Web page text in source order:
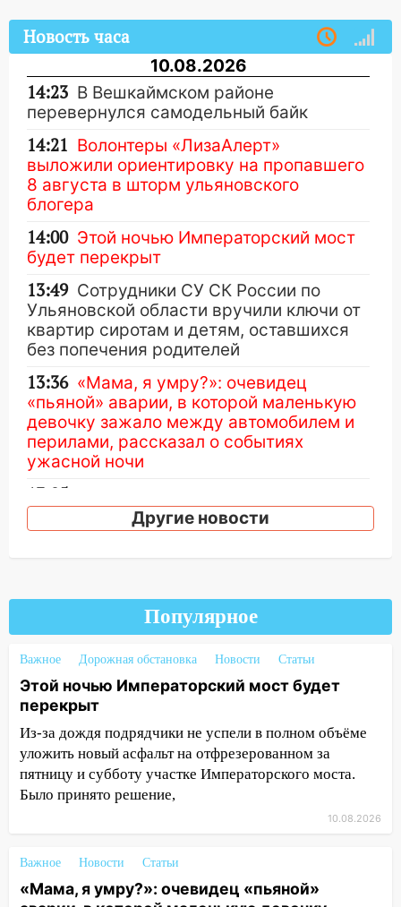
Новость часа
10.08.2026
14:23 В Вешкаймском районе
перевернулся самодельный байк
14:21 Волонтеры «ЛизаАлерт»
выложили ориентировку на пропавшего
8 августа в шторм ульяновского
блогера
14:00 Этой ночью Императорский мост
будет перекрыт
13:49 Сотрудники СУ СК России по
Ульяновской области вручили ключи от
квартир сиротам и детям, оставшихся
без попечения родителей
13:36 «Мама, я умру?»: очевидец
«пьяной» аварии, в которой маленькую
девочку зажало между автомобилем и
перилами, рассказал о событиях
ужасной ночи
13:05
рулем мотоцикла во время ДТП в Новом
городе: в ГАИ прокомментировали
выразил соболезнования в связи с
трагедией в Нижнекамске
12:53
Число погибших в Нижнекамске
выросло до 13 человек, среди них есть
ребенок
12:46 Масштабные поиски на Волге: в
Ульяновской области продолжают
искать пропавшего после крушения
катера блогера
автомобилем и перилами во время
«пьяного» ДТП на Федерации
Другие новости
Популярное
Важное Дорожная обстановка Новости Статьи
Этой ночью Императорский мост будет
перекрыт
Из-за дождя подрядчики не успели в полном объёме
уложить новый асфальт на отфрезерованном за
пятницу и субботу участке Императорского моста.
Было принято решение,
10.08.2026
Важное Новости Статьи
«Мама, я умру?»: очевидец «пьяной»